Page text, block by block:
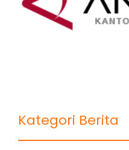
Kategori Berita